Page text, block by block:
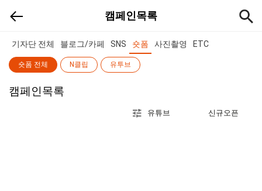
캠페인목록
기자단 전체 블로그/카페 SNS 숏폼 사진촬영 ETC
숏폼 전체 N클립 유투브
캠페인목록
유튜브 신규오픈